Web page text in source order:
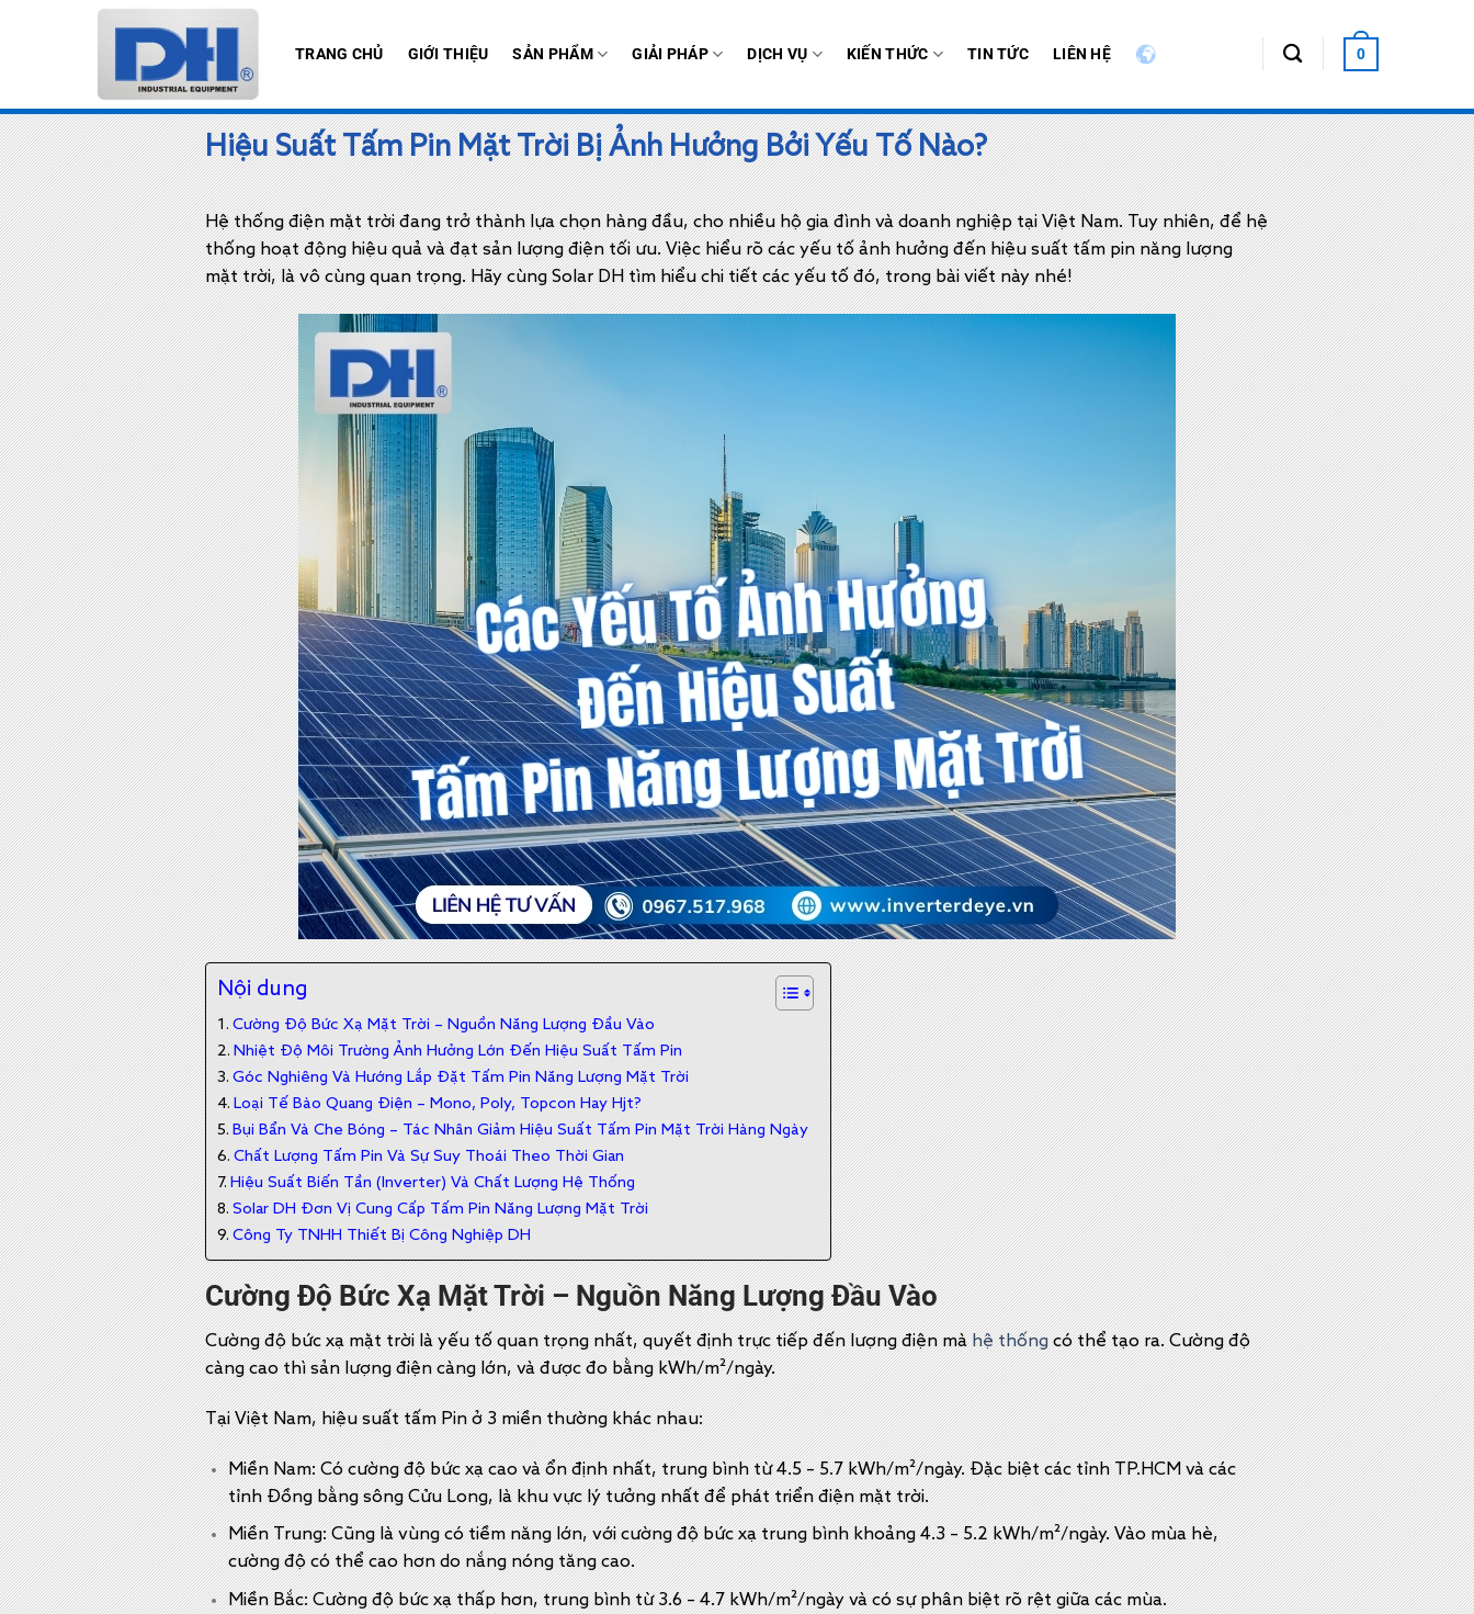
TRANG CHỦ GIỚI THIỆU SẢN PHẨM GIẢI PHÁP DỊCH VỤ KIẾN THỨC TIN TỨC LIÊN HỆ 0
Hiệu Suất Tấm Pin Mặt Trời Bị Ảnh Hưởng Bởi Yếu Tố Nào?
Hệ thống điện mặt trời đang trở thành lựa chọn hàng đầu, cho nhiều hộ gia đình và doanh nghiệp tại Việt Nam. Tuy nhiên, để hệ
thống hoạt động hiệu quả và đạt sản lượng điện tối ưu. Việc hiểu rõ các yếu tố ảnh hưởng đến hiệu suất tấm pin năng lượng
mặt trời, là vô cùng quan trọng. Hãy cùng Solar DH tìm hiểu chi tiết các yếu tố đó, trong bài viết này nhé!
Nội dung
Cường Độ Bức Xạ Mặt Trời – Nguồn Năng Lượng Đầu Vào
Nhiệt Độ Môi Trường Ảnh Hưởng Lớn Đến Hiệu Suất Tấm Pin
Góc Nghiêng Và Hướng Lắp Đặt Tấm Pin Năng Lượng Mặt Trời
Loại Tế Bào Quang Điện – Mono, Poly, Topcon Hay Hjt?
Bụi Bẩn Và Che Bóng – Tác Nhân Giảm Hiệu Suất Tấm Pin Mặt Trời Hàng Ngày
Chất Lượng Tấm Pin Và Sự Suy Thoái Theo Thời Gian
Hiệu Suất Biến Tần (Inverter) Và Chất Lượng Hệ Thống
Solar DH Đơn Vị Cung Cấp Tấm Pin Năng Lượng Mặt Trời
Công Ty TNHH Thiết Bị Công Nghiệp DH
Cường Độ Bức Xạ Mặt Trời – Nguồn Năng Lượng Đầu Vào
Cường độ bức xạ mặt trời là yếu tố quan trọng nhất, quyết định trực tiếp đến lượng điện màhệ thốngcó thể tạo ra. Cường độ
càng cao thì sản lượng điện càng lớn, và được đo bằng kWh/m²/ngày.
Tại Việt Nam, hiệu suất tấm Pin ở 3 miền thường khác nhau:
Miền Nam: Có cường độ bức xạ cao và ổn định nhất, trung bình từ 4.5 – 5.7 kWh/m²/ngày. Đặc biệt các tỉnh TP.HCM và các
tỉnh Đồng bằng sông Cửu Long, là khu vực lý tưởng nhất để phát triển điện mặt trời.
Miền Trung: Cũng là vùng có tiềm năng lớn, với cường độ bức xạ trung bình khoảng 4.3 – 5.2 kWh/m²/ngày. Vào mùa hè,
cường độ có thể cao hơn do nắng nóng tăng cao.
Miền Bắc: Cường độ bức xạ thấp hơn, trung bình từ 3.6 – 4.7 kWh/m²/ngày và có sự phân biệt rõ rệt giữa các mùa.